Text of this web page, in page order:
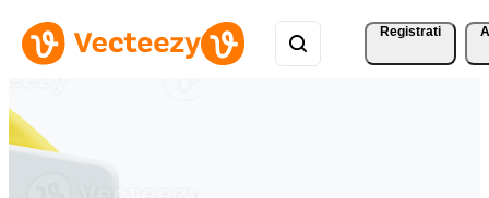
Registrati